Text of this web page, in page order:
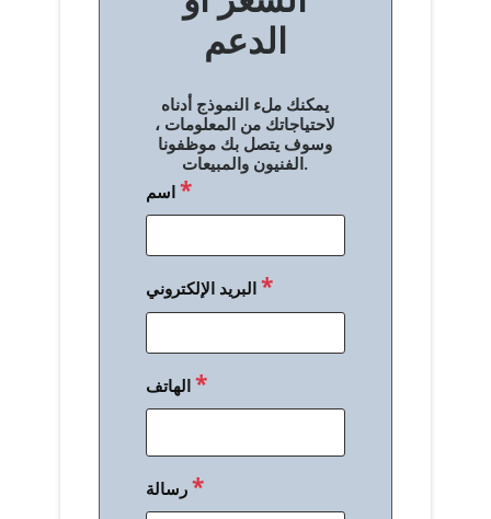
الدعم
يمكنك ملء النموذج أدناه
لاحتياجاتك من المعلومات ،
وسوف يتصل بك موظفونا
الفنيون والمبيعات.
اسم*
البريد الإلكتروني*
الهاتف*
رسالة*